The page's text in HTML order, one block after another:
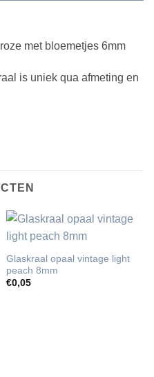
met bloemetjes 6mm
is uniek qua afmeting en
Glaskraal opaal vintage light
peach 8mm
€0,05